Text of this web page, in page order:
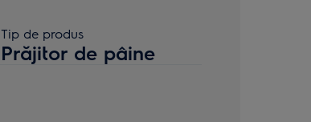
Tip de produs
Prăjitor de pâine